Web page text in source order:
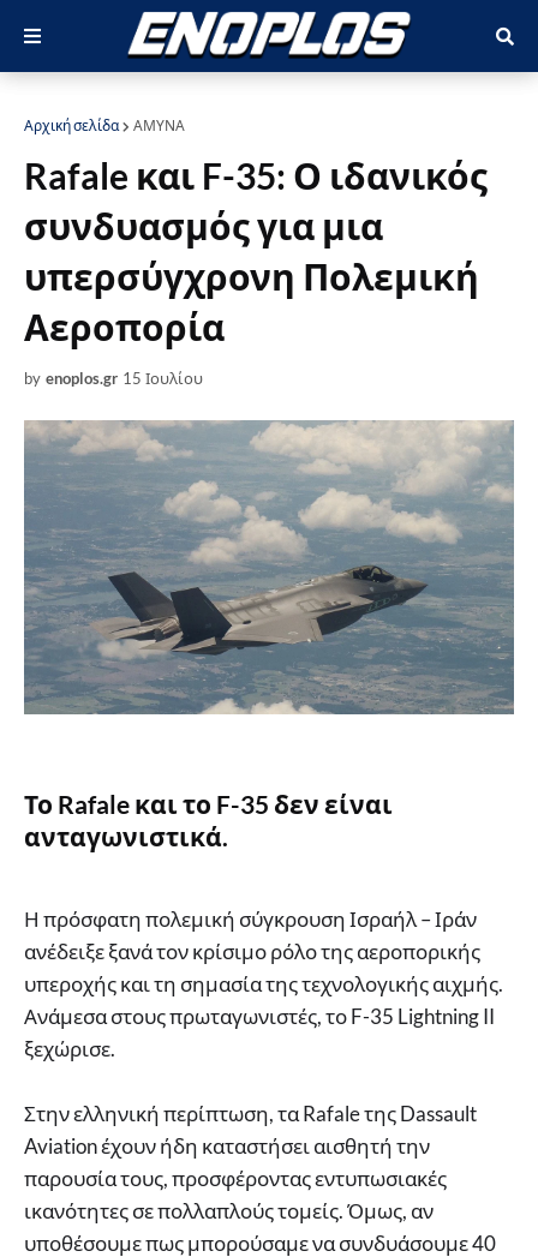
Αρχική σελίδα ΑΜΥΝΑ
Rafale και F-35: Ο ιδανικός
συνδυασμός για μια
υπερσύγχρονη Πολεμική
Αεροπορία
by enoplos.gr 15 Ιουλίου
Το Rafale και το F-35 δεν είναι
ανταγωνιστικά.
Η πρόσφατη πολεμική σύγκρουση Ισραήλ – Ιράν
ανέδειξε ξανά τον κρίσιμο ρόλο της αεροπορικής
υπεροχής και τη σημασία της τεχνολογικής αιχμής.
Ανάμεσα στους πρωταγωνιστές, το F-35 Lightning II
ξεχώρισε.
Στην ελληνική περίπτωση, τα Rafale της Dassault
Aviation έχουν ήδη καταστήσει αισθητή την
παρουσία τους, προσφέροντας εντυπωσιακές
ικανότητες σε πολλαπλούς τομείς. Όμως, αν
υποθέσουμε πως μπορούσαμε να συνδυάσουμε 40